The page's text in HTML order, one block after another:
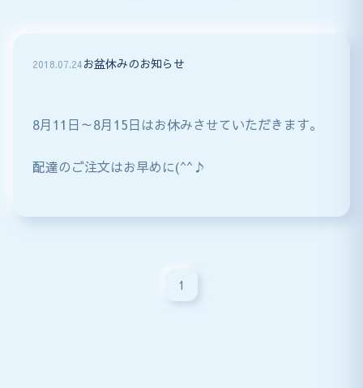
2018.07.24お盆休みのお知らせ
8月11日～8月15日はお休みさせていただきます。
配達のご注文はお早めに(^^♪
1